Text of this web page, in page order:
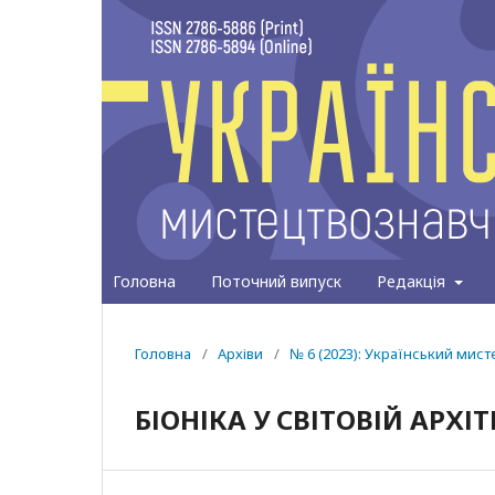
Головна Поточний випуск Редакція
Головна / Архіви / № 6 (2023): Український
БІОНІКА У СВІТОВІЙ